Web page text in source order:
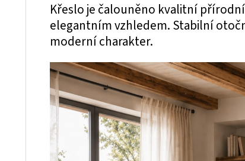
Křeslo je čalouněno kvalitní
elegantním vzhledem. Stabilní
moderní charakter.